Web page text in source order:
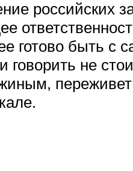
российских
готово быть с
говорить не